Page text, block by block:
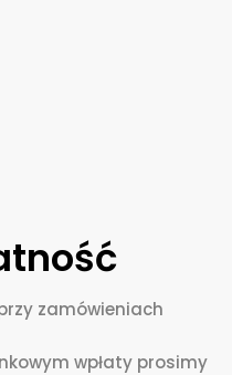
zamówieniach
wpłaty prosimy